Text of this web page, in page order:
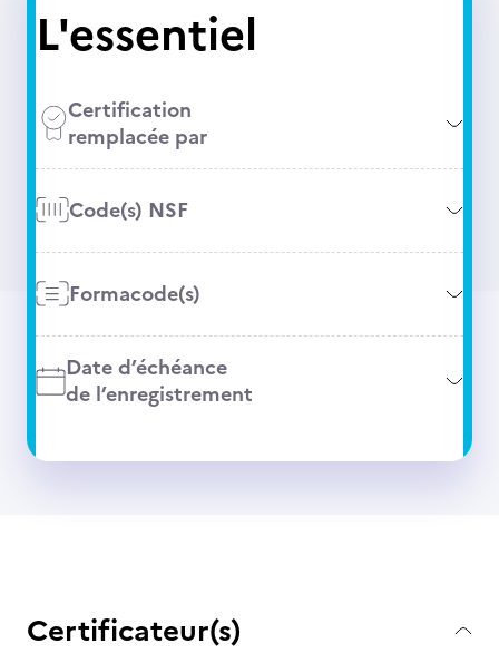
L'essentiel
Certification
remplacée par
Code(s) NSF
Formacode(s)
Date d’échéance
de l’enregistrement
Certificateur(s)